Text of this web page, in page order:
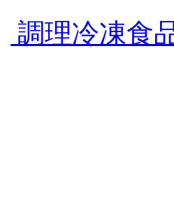
調理冷凍食